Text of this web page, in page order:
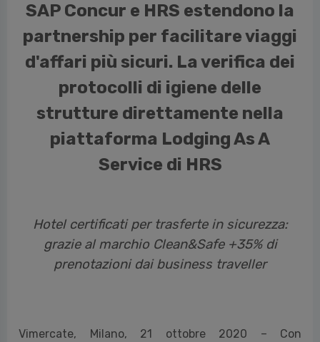
SAP Concur e HRS estendono la
partnership per facilitare viaggi
d'affari più sicuri. La verifica dei
protocolli di igiene delle
strutture direttamente nella
piattaforma Lodging As A
Service di HRS
Hotel certificati per trasferte in sicurezza:
grazie al marchio Clean&Safe +35% di
prenotazioni dai business traveller
Vimercate, Milano, 21 ottobre 2020 – Con